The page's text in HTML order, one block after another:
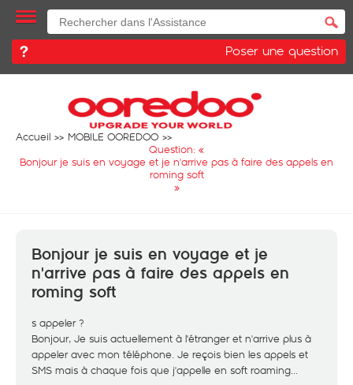
Poser une question
Accueil
MOBILE OOREDOO
Question: «
Bonjour je suis en voyage et je n'arrive pas à faire des appels en
roming soft
»
Bonjour je suis en voyage et je
n'arrive pas à faire des appels en
roming soft
s appeler ?
Bonjour, Je suis actuellement à l'étranger et n'arrive plus à
appeler avec mon téléphone. Je reçois bien les appels et
SMS mais à chaque fois que j'appelle en soft roaming...